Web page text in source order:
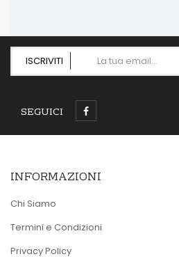
ISCRIVITI
SEGUICI
INFORMAZIONI
Chi Siamo
Termini e Condizioni
Privacy Policy